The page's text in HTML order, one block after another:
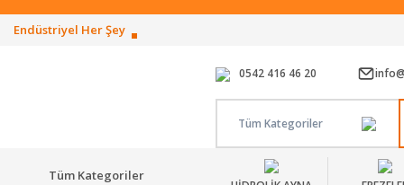
Endüstriyel Her Şey
0542 416 46 20
Tüm Kategoriler
Tüm Kategoriler